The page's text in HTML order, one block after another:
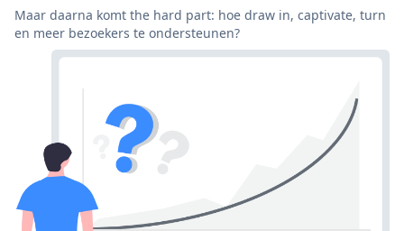
Maar daarna komt the hard part: hoe draw in, captivate, turn
en meer bezoekers te ondersteunen?